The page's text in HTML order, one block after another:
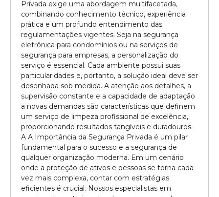
Privada exige uma abordagem multifacetada,
combinando conhecimento técnico, experiência
prática e um profundo entendimento das
regulamentações vigentes. Seja na segurança
eletrônica para condomínios ou na serviços de
segurança para empresas, a personalização do
serviço é essencial. Cada ambiente possui suas
particularidades e, portanto, a solução ideal deve ser
desenhada sob medida. A atenção aos detalhes, a
supervisão constante e a capacidade de adaptação
a novas demandas são características que definem
um serviço de limpeza profissional de excelência,
proporcionando resultados tangíveis e duradouros.
A A Importância da Segurança Privada é um pilar
fundamental para o sucesso e a segurança de
qualquer organização moderna. Em um cenário
onde a proteção de ativos e pessoas se torna cada
vez mais complexa, contar com estratégias
eficientes é crucial. Nossos especialistas em